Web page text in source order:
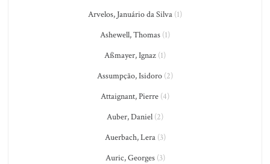
Arvelos, Januário da Silva (1)
Ashewell, Thomas (1)
Aßmayer, Ignaz (1)
Assumpção, Isidoro (2)
Attaignant, Pierre (4)
Auber, Daniel (2)
Auerbach, Lera(3)
Auric, Georges(3)